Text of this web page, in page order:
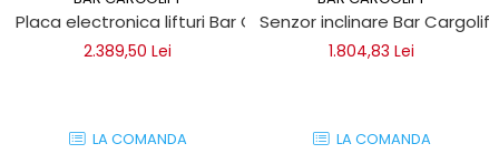
Placa electronica lifturi Bar Cargolift
2.389,50 Lei
LA COMANDA
Senzor inclinare Bar Cargolift
1.804,83 Lei
LA COMANDA